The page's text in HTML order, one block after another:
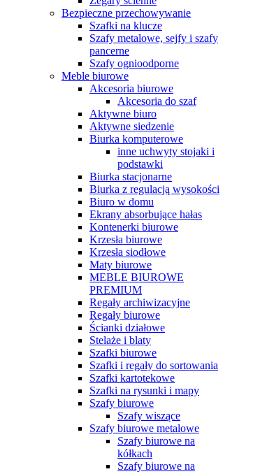
Bezpieczne przechowywanie
Szafki na klucze
Szafy metalowe, sejfy i szafy
pancerne
Szafy ognioodporne
Meble biurowe
Akcesoria biurowe
Akcesoria do szaf
Aktywne biuro
Aktywne siedzenie
Biurka komputerowe
inne uchwyty stojaki i
podstawki
Biurka stacjonarne
Biurka z regulacją wysokości
Biuro w domu
Ekrany absorbujące hałas
Kontenerki biurowe
Krzesła biurowe
Krzesła siodłowe
Maty biurowe
MEBLE BIUROWE
PREMIUM
Regały archiwizacyjne
Regały biurowe
Ścianki działowe
Stelaże i blaty
Szafki biurowe
Szafki i regały do sortowania
Szafki kartotekowe
Szafki na rysunki i mapy
Szafy biurowe
Szafy wiszące
Szafy biurowe metalowe
Szafy biurowe na
kółkach
Szafy biurowe na